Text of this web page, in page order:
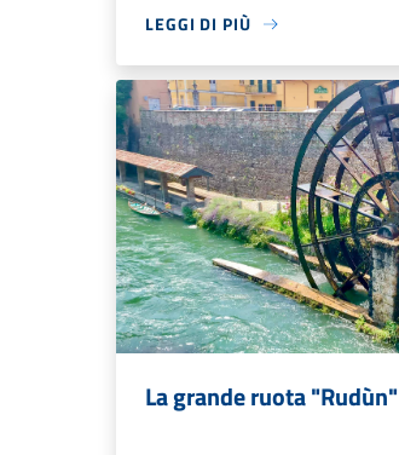
LEGGI DI PIÙ
La grande ruota "Rudùn"